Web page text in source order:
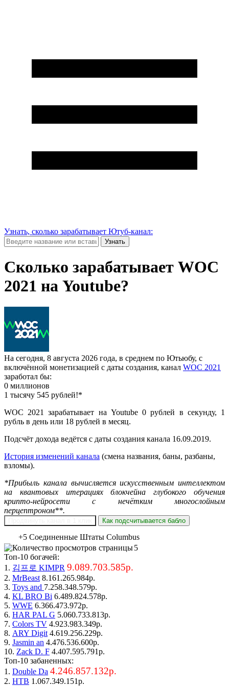
Узнать, сколько зарабатывает Ютуб-канал:
Узнать
Сколько зарабатывает WOC
2021 на Youtube?
На сегодня, 8 августа 2026 года, в среднем по Ютьюбу, с
включённой монетизацией с даты создания, канал WOC 2021
заработал бы:
0 миллионов
1 тысячу 545 рублей!*
WOC 2021 зарабатывает на Youtube 0 рублей в секунду, 1
рубль в день или 18 рублей в месяц.
Подсчёт дохода ведётся с даты создания канала 16.09.2019.
История изменений канала (смена названия, баны, разбаны,
взломы).
*Прибыль канала вычисляется искусственным интеллектом
на квантовых итерациях блокчейна глубокого обучения
крипто-нейросети с нечётким многослойным
перцептроном**.
Как подсчитывается бабло
+5 Соединенные Штаты Columbus
5
Топ-10 богачей:
1. 김프로 KIMPR 9.089.703.585р.
2. MrBeast 8.161.265.984р.
3. Toys and 7.258.348.579р.
4. KL BRO Bi 6.489.824.578р.
5. WWE 6.366.473.972р.
6. HAR PAL G 5.060.733.813р.
7. Colors TV 4.923.983.349р.
8. ARY Digit 4.619.256.229р.
9. Jasmin an 4.476.536.600р.
10. Zack D. F 4.407.595.791р.
Топ-10 забаненных:
1. Double Da 4.246.857.132р.
2. НТВ 1.067.349.151р.